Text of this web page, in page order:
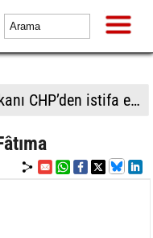
232 belediye başkanı CHP’den istifa etti